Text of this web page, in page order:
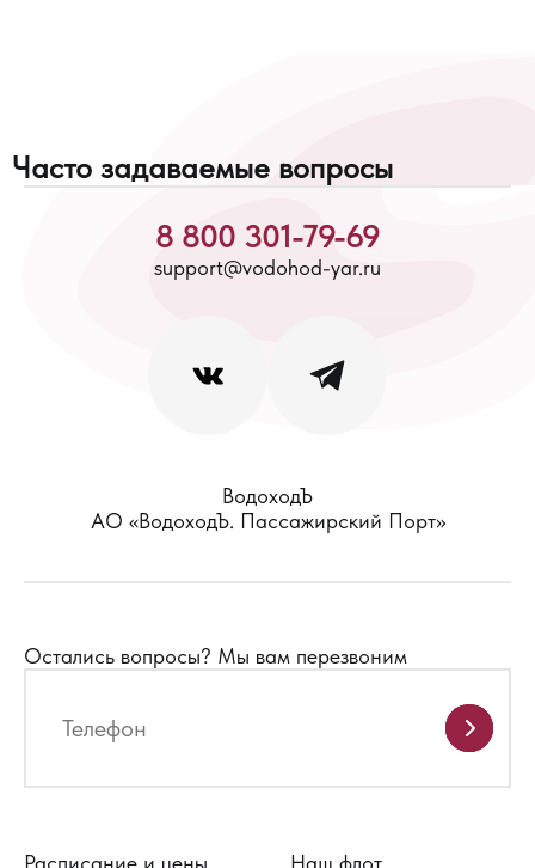
Часто задаваемые вопросы
8 800 301-79-69
support@vodohod-yar.ru
ВодоходЪ
АО «ВодоходЪ. Пассажирский Порт»
Остались вопросы? Мы вам перезвоним
Расписание и цены Наш флот